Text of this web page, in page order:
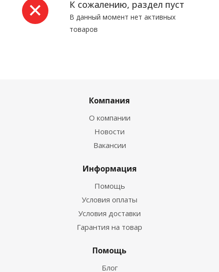
К сожалению, раздел пуст
В данный момент нет активных
товаров
Компания
О компании
Новости
Вакансии
Информация
Помощь
Условия оплаты
Условия доставки
Гарантия на товар
Помощь
Блог